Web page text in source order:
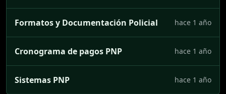
Formatos y Documentación Policial hace 1 año
Cronograma de pagos PNP hace 1 año
Sistemas PNP hace 1 año